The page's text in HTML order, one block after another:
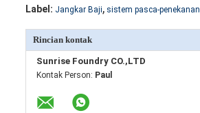
Label: Jangkar Baji, sistem pasca-penekanan
Rincian kontak
Sunrise Foundry CO.,LTD
Kontak Person: Paul